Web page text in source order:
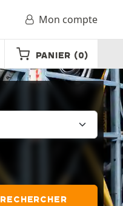
Mon compte
PANIER (0)
RECHERCHER